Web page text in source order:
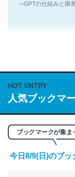
説してる記事が
https://
/064121
─GPTの仕組みと限
HOT ENTRY
人気ブックマ
ブックマークが集ま
今日8/9(日)のブ